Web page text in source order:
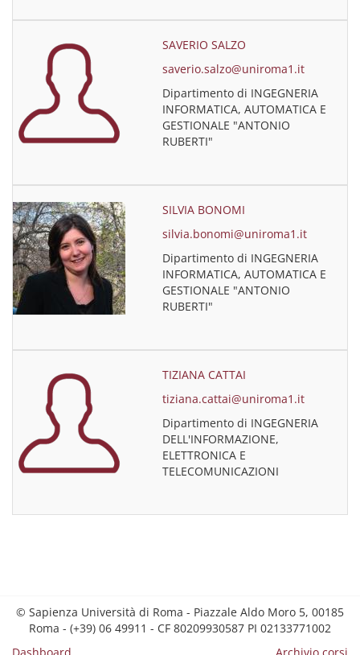
SAVERIO SALZO
saverio.salzo@uniroma1.it
Dipartimento di INGEGNERIA
INFORMATICA, AUTOMATICA E
GESTIONALE "ANTONIO
RUBERTI"
SILVIA BONOMI
silvia.bonomi@uniroma1.it
Dipartimento di INGEGNERIA
INFORMATICA, AUTOMATICA E
GESTIONALE "ANTONIO
RUBERTI"
TIZIANA CATTAI
tiziana.cattai@uniroma1.it
Dipartimento di INGEGNERIA
DELL'INFORMAZIONE,
ELETTRONICA E
TELECOMUNICAZIONI
© Sapienza Università di Roma - Piazzale Aldo Moro 5, 00185
Roma - (+39) 06 49911 - CF 80209930587 PI 02133771002